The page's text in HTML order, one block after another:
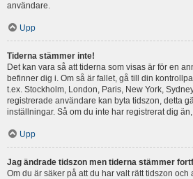
användare.
Upp
Tiderna stämmer inte!
Det kan vara så att tiderna som visas är för en
befinner dig i. Om så är fallet, gå till din
t.ex. Stockholm, London, Paris, New York,
registrerade användare kan byta tidszon, detta
inställningar. Så om du inte har registrerat dig
Upp
Jag ändrade tidszon men tiderna stämmer
Om du är säker på att du har valt rätt tidszon och